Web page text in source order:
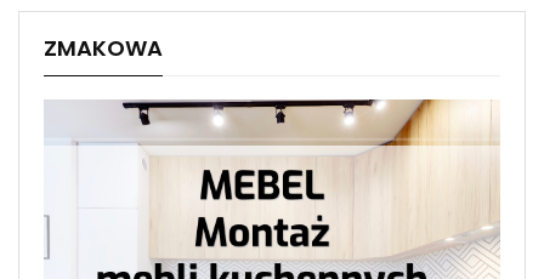
ZMAKOWA